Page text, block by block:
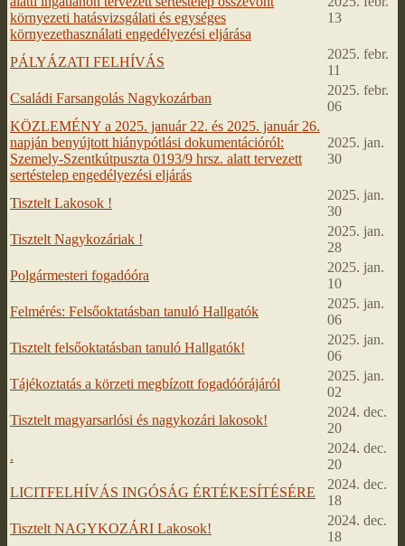
környezeti hatásvizsgálati és egységes
környezethasználati engedélyezési eljárása
13
PÁLYÁZATI FELHÍVÁS
2025. febr.
11
Családi Farsangolás Nagykozárban
2025. febr.
06
KÖZLEMÉNY a 2025. január 22. és 2025. január 26.
napján benyújtott hiánypótlási dokumentációról:
Szemely-Szentkútpuszta 0193/9 hrsz. alatt tervezett
sertéstelep engedélyezési eljárás
2025. jan.
30
Tisztelt Lakosok !
2025. jan.
30
Tisztelt Nagykozáriak !
2025. jan.
28
Polgármesteri fogadóóra
2025. jan.
10
Felmérés: Felsőoktatásban tanuló Hallgatók
2025. jan.
06
Tisztelt felsőoktatásban tanuló Hallgatók!
2025. jan.
06
Tájékoztatás a körzeti megbízott fogadóórájáról
2025. jan.
02
Tisztelt magyarsarlósi és nagykozári lakosok!
2024. dec.
20
.
2024. dec.
20
LICITFELHÍVÁS INGÓSÁG ÉRTÉKESÍTÉSÉRE
2024. dec.
18
Tisztelt NAGYKOZÁRI Lakosok!
2024. dec.
18